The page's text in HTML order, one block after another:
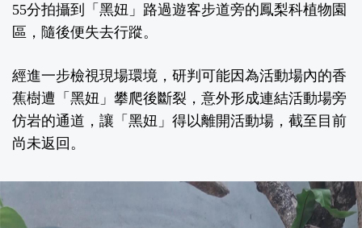
55分拍攝到「黑妞」路過遊客步道旁的鳳梨科植物園
區，隨後便失去行蹤。
經進一步檢視現場環境，研判可能因為活動場內的香
蕉樹遭「黑妞」攀爬後斷裂，意外形成連結活動場旁
仿岩的通道，讓「黑妞」得以離開活動場，截至目前
尚未返回。